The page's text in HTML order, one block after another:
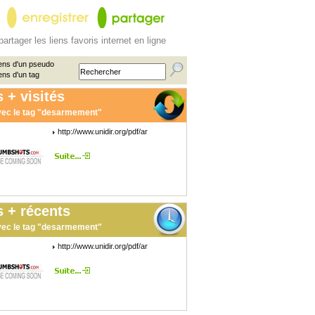
les liens favoris internet en ligne
d'un pseudo
d'un tag
+ visités
le tag "desarmement"
http://www.unidir.org/pdf/ar
+ récents
le tag "desarmement"
http://www.unidir.org/pdf/ar